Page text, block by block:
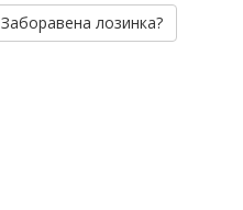
Заборавена лозинка?